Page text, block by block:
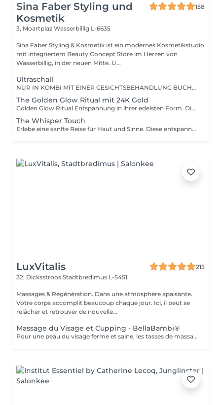
Sina Faber Styling und
Kosmetik
158
3, Moartplaz Wasserbillig L-6635
Sina Faber Styling & Kosmetik ist ein modernes Kosmetikstudio
mit integriertem Beauty Concept Store im Herzen von
Wasserbillig, in der neuen Mitte. U...
Ultraschall
NUR IN KOMBI MIT EINER GESICHTSBEHANDLUNG BUCHBAR! Mit unserem bewährten Ultraschallgerät kannst du deiner Haut eine Extraportion Pflege gönnen! Durch sanfte Ultraschallwellen werden Wirkstoffe tiefer in die Haut eingeschleust für sichtbar straffere, regenerierte Haut. Gleichzeitig wirkt die integrierte Lichttherapie mit rotem, blauem oder grünem Licht gezielt gegen Fältchen, Unreinheiten oder Rötungen. Der Zellstoffwechsel wird aktiviert, die Haut beruhigt und der Teint wirkt frisch, gesund und strahlend. Dieses Extra kannst du individuell zu jeder Gesichtsbehandlung dazu buchen für noch intensivere Ergebnisse.
The Golden Glow Ritual mit 24K Gold
Golden Glow Ritual Entspannung in ihrer edelsten Form. Diese Behandlung ist eine luxuriöse Auszeit für alle Sinne entschleunigend, nährend und von Kopf bis Dekolleté wohltuend. Das Highlight: Eine 24 Karat Blattgoldmaske, die sanft mit der Haut verschmilzt und während einer langen, entspannenden Massage ihre ganze Wirkung entfaltet. Die Haut wird durchwärmt, durchblutet, gestärkt und erhält einen feinen, goldenen Glow. Ablauf des Rituals: Sanfte Doppelreinigung mit Aromatherapie Enzympeeling, aufgetragen mit einer Pinselmassage-Technik Anwendung der 24 Karat Goldmaske das zarte Blattgold wird aufgelegt und in einer ausführlichen Massage einmassiert Anschließend: gezielte Anti Aging Wirkstoffversorgung & Abschlusspflege Dein Ergebnis: Eine seidig glatte, beruhigte und gestärkte Haut Ein warmer, natürlicher Glow Tiefes Wohlgefühl und Loslassen vom Alltag Perfekt auch als Geschenk geeignet.
The Whisper Touch
Erlebe eine sanfte Reise für Haut und Sinne. Diese entspannende Behandlung kombiniert individuell abgestimmte Massage- und Pflegetechniken für Gesicht, Dekolleté, Schultern & Hände. Weiche Bewegungen, fließende Übergänge und eine besondere Art der Achtsamkeit lassen dich tief entspannen während deine Haut auf die sanfteste Art regeneriert. Wir wählen intuitiv, was dir in diesem Moment guttut: Pinsel, Steine, Tools oder einfach Hände sorgen für maximale Entspannung und gepflegte Haut. Ablauf der Behandlung: Sanfte Doppelreinigung mit wohltuenden Texturen und Gerüchen Leichtes, individuell angepasstes Peeling Tiefenentspannung durch gezielte Tools wie: Pinselmassage, Gua Sha, Roller, Kopfmassagegriffe, klassische Gesichtsmassage Beruhigende Maske Abschlusspflege mit hochwertigen Wirkstoffen Dein Ergebnis: Sichtbare Frische in deinem Teint Entspannte Gesichtszüge Innere Ruhe von außen fühlbar Whisper Touch sanfte Pflege mit Tiefe. Für dein Gesicht. Für dein Gefühl.
LuxVitalis
215
32, Dicksstroos Stadtbredimus L-5451
Massages & Régénération. Dans une atmosphère apaisante.
Votre corps accomplit beaucoup chaque jour. Ici, il peut se
relâcher et retrouver de nouvelle...
Massage du Visage et Cupping - BellaBambi®
Pour une peau du visage ferme et saine, les tasses de massage de BellaBambi® offrent un effet liftant naturel et une stimulation profonde et peuvent être utilisées aussi bien par les femmes que par les hommes pour garder la peau du visage en pleine forme. Cette application stimule la circulation sanguine, élimine les toxines et, lorsqu'elle est utilisée régulièrement, augmente l'élasticité de la peau du visage pour un effet liftant naturel. Tirer doucement sur la peau stimule également la production de collagène et soulage les tensions dans les muscles du visage. Il ouvre également les pores afin que les produits de soin puissent être encore mieux absorbés. Nettoyage, massage avec produit de soin et ventouses, soin final.